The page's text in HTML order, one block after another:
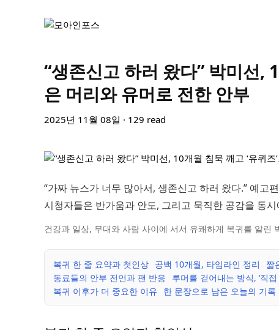
“생존신고 하러 왔다” 박미선,
은 머리와 유머로 전한 안부
2025년 11월 08일 · 129 read
“가짜 뉴스가 너무 많아서, 생존신고 하러 왔다.” 예고
시청자들은 반가움과 안도, 그리고 묵직한 공감을 동
건강과 일상, 무대와 사람 사이에 서서 유쾌하게 복귀를 알
복귀 한 줄 요약과 첫인상 공백 10개월, 타임라인 정리 짧
동료들의 안부 전언과 팬 반응
루머를 걷어내는 방식, ‘직접
복귀 이후가 더 중요한 이유
한 문장으로 남은 오늘의 기록